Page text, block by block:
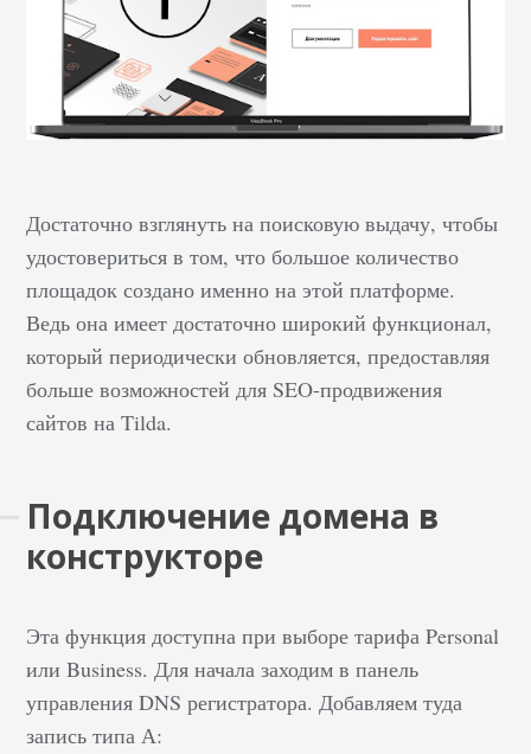
Достаточно взглянуть на поисковую выдачу, чтобы
удостовериться в том, что большое количество
площадок создано именно на этой платформе.
Ведь она имеет достаточно широкий функционал,
который периодически обновляется, предоставляя
больше возможностей для SEO-продвижения
сайтов на Tilda.
Подключение домена в
конструкторе
Эта функция доступна при выборе тарифа Personal
или Business. Для начала заходим в панель
управления DNS регистратора. Добавляем туда
запись типа А: